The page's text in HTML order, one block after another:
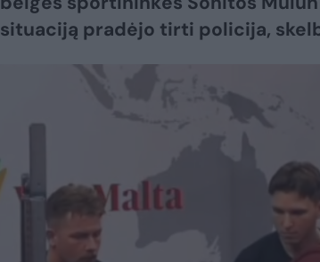
situaciją pradėjo tirti policija,